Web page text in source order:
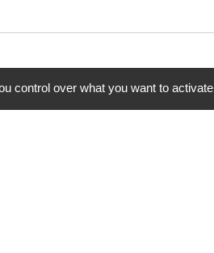
control over what you want to activate